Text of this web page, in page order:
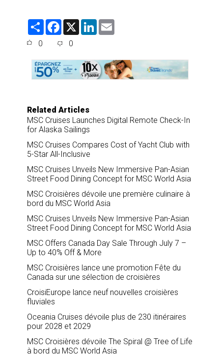
S
F
e
o
o
k
X
L
d
I
n
0 0
Related Articles
MSC Cruises Launches Digital Remote Check-In
for Alaska Sailings
MSC Cruises Compares Cost of Yacht Club with
5-Star All-Inclusive
MSC Cruises Unveils New Immersive Pan-Asian
Street Food Dining Concept for MSC World Asia
MSC Croisières dévoile une première culinaire à
bord du MSC World Asia
MSC Cruises Unveils New Immersive Pan-Asian
Street Food Dining Concept for MSC World Asia
MSC Offers Canada Day Sale Through July 7 –
Up to 40% Off & More
MSC Croisières lance une promotion Fête du
Canada sur une sélection de croisières
CroisiEurope lance neuf nouvelles croisières
fluviales
Oceania Cruises dévoile plus de 230 itinéraires
pour 2028 et 2029
MSC Croisières dévoile The Spiral @ Tree of Life
à bord du MSC World Asia